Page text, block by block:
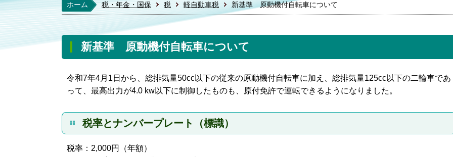
ホーム 税・年金・国保 税 軽自動車税 新基準 原動機付自転車について
新基準 原動機付自転車について
令和7年4月1日から、総排気量50cc以下の従来の原動機付自転車に加え、総排気量125cc以下の二輪車であ
って、最高出力が4.0 kw以下に制御したものも、原付免許で運転できるようになりました。
税率とナンバープレート（標識）
税率：2,000円（年額）